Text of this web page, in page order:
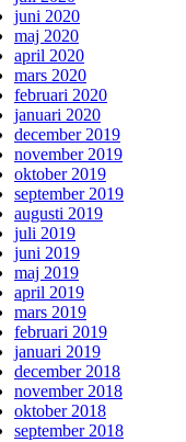
juni 2020
maj 2020
april 2020
mars 2020
februari 2020
januari 2020
december 2019
november 2019
oktober 2019
september 2019
augusti 2019
juli 2019
juni 2019
maj 2019
april 2019
mars 2019
februari 2019
januari 2019
december 2018
november 2018
oktober 2018
september 2018